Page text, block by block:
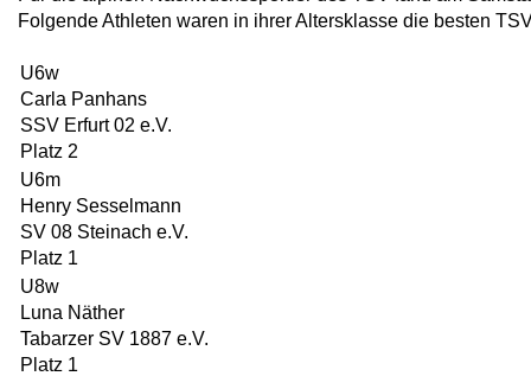
Folgende Athleten waren in ihrer Altersklasse die besten
U6w
Carla Panhans
SSV Erfurt 02 e.V.
Platz 2
U6m
Henry Sesselmann
SV 08 Steinach e.V.
Platz 1
U8w
Luna Näther
Tabarzer SV 1887 e.V.
Platz 1